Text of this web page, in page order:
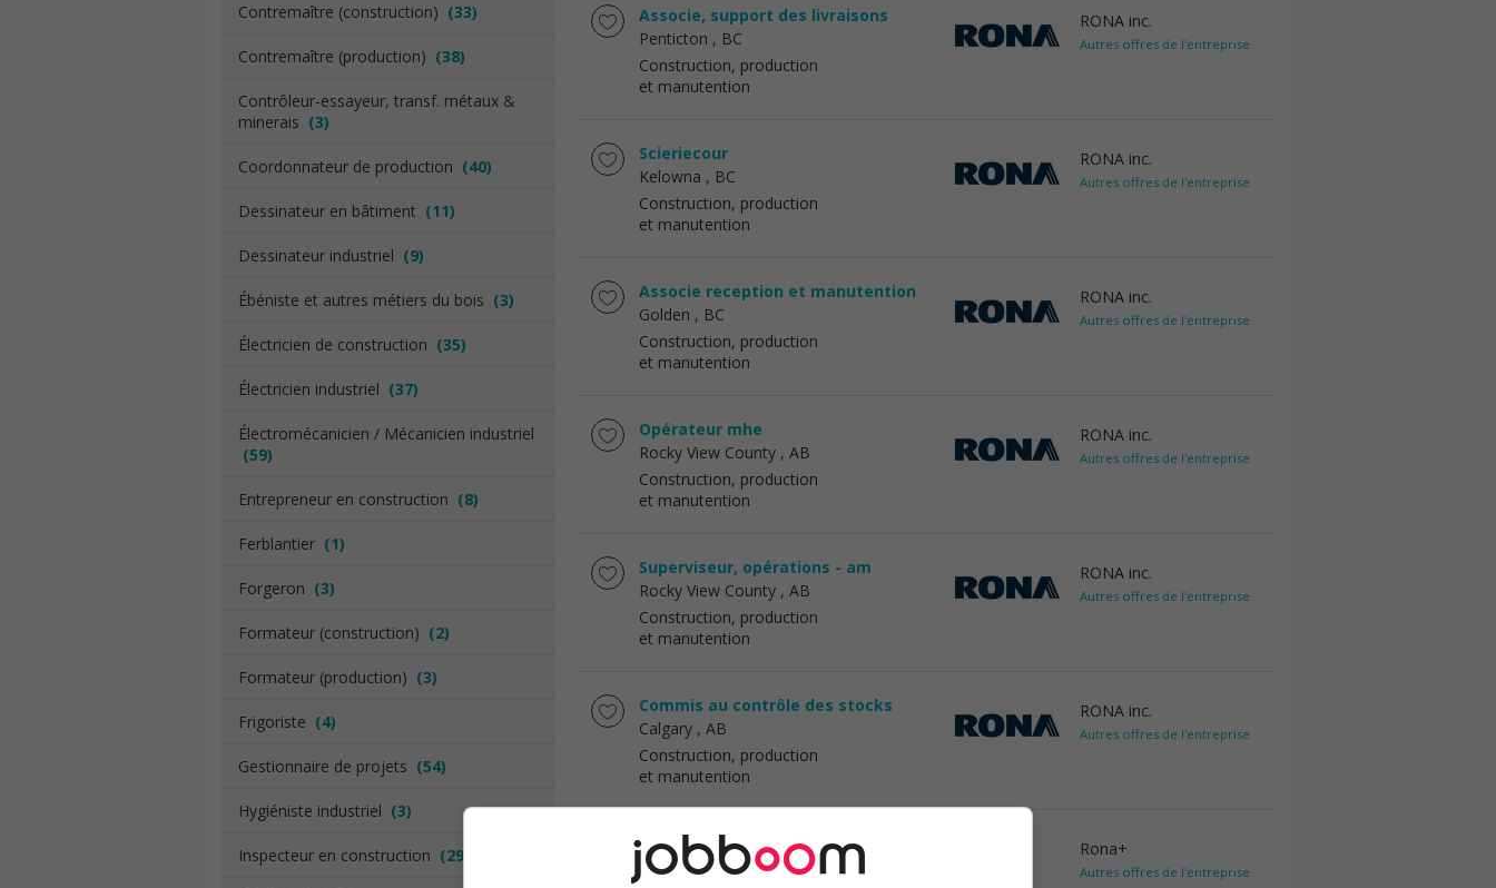
Contremaître (construction) (33)
Contremaître (production) (38)
Contrôleur-essayeur, transf. métaux &
minerais (3)
Coordonnateur de production (40)
Dessinateur en bâtiment (11)
Dessinateur industriel (9)
Ébéniste et autres métiers du bois (3)
Électricien de construction (35)
Électricien industriel (37)
Électromécanicien / Mécanicien industriel
(59)
Entrepreneur en construction (8)
Ferblantier (1)
Forgeron (3)
Formateur (construction) (2)
Formateur (production) (3)
Frigoriste (4)
Gestionnaire de projets (54)
Hygiéniste industriel (3)
Inspecteur en construction (29)
Associe, support des livraisons
Penticton , BC
Construction, production
et manutention
RONA inc.
Autres offres de l'entreprise
Scieriecour
Kelowna , BC
Construction, production
et manutention
RONA inc.
Autres offres de l'entreprise
Associe reception et manutention
Golden , BC
Construction, production
et manutention
RONA inc.
Autres offres de l'entreprise
Opérateur mhe
Rocky View County , AB
Construction, production
et manutention
RONA inc.
Autres offres de l'entreprise
Superviseur, opérations - am
Rocky View County , AB
Construction, production
et manutention
RONA inc.
Autres offres de l'entreprise
Commis au contrôle des stocks
Calgary , AB
Construction, production
et manutention
RONA inc.
Autres offres de l'entreprise
Chargeur
Calgary, AB
Rona+
Autres offres de l'entreprise